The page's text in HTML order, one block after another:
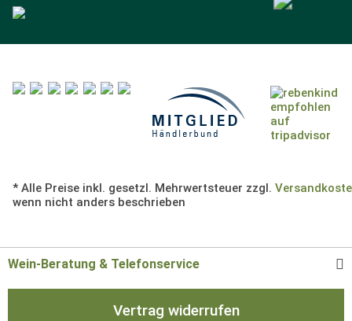
* Alle Preise inkl. gesetzl. Mehrwertsteuer zzgl.
wenn nicht anders beschrieben
Wein-Beratung & Telefonservice
Vertrag widerrufen